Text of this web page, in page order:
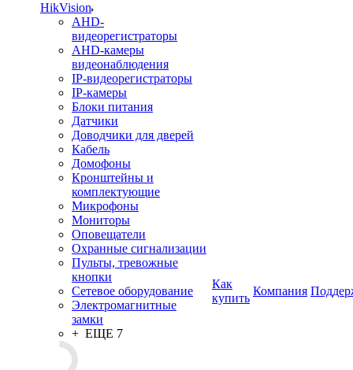
HikVision
AHD-
видеорегистраторы
AHD-камеры
видеонаблюдения
IP-видеорегистраторы
IP-камеры
Блоки питания
Датчики
Доводчики для дверей
Кабель
Домофоны
Кронштейны и
комплектующие
Микрофоны
Мониторы
Оповещатели
Охранные сигнализации
Пульты, тревожные
кнопки
Сетевое оборудование
Электромагнитные
замки
+ ЕЩЕ 7
Как
купить
Компания